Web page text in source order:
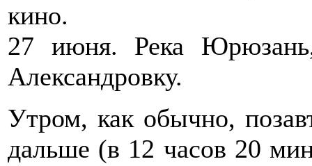
кино.
27 июня. Река
Александровку.
Утром, как обычно,
дальше (в 12 часов 20